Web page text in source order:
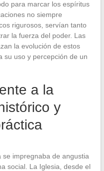
para marcar los espíritus
no siempre
rigurosos, servían tanto
la fuerza del poder. Las
la evolución de estos
su uso y percepción de un
a la
y
se impregnaba de angustia
social. La Iglesia, desde el